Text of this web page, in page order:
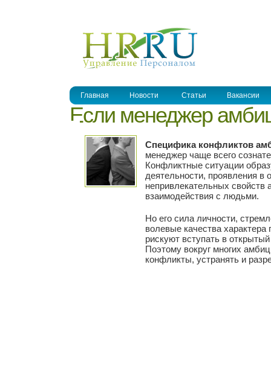
Главная Новости Статьи Вакансии
Если менеджер
Специфика конфликтов
менеджер чаще всего
Конфликтные ситуации
деятельности, проявления в
непривлекательных свойств
взаимодействия с людьми.
Но его сила личности,
волевые качества
рискуют вступать в
Поэтому вокруг многих
конфликты, устранять и